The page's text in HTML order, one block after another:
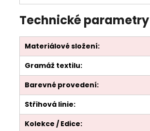
Technické
Materiálové složení:
Gramáž textilu:
Barevné provedení:
Střihová linie:
Kolekce / Edice: